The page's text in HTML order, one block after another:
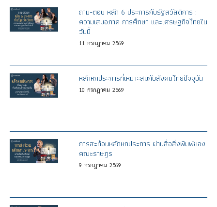
ถาม-ตอบ หลัก 6 ประการกับรัฐสวัสดิการ :
ความเสมอภาค การศึกษา และเศรษฐกิจไทยใน
วันนี้
11 กรกฎาคม 2569
หลักหกประการที่เหมาะสมกับสังคมไทยปัจจุบัน
10 กรกฎาคม 2569
การสะท้อนหลักหกประการ ผ่านสื่อสิ่งพิมพ์ของ
คณะราษฎร
9 กรกฎาคม 2569